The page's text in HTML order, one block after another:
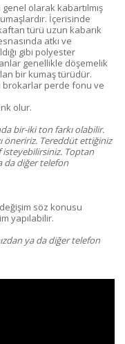
olarak kabartılmış
İçerisinde
türü uzun kabarık
atkı ve
gibi polyester
genellikle döşemelik
bir kumaş türüdür.
brokarlar perde fonu ve
olur.
bir-iki ton farkı olabilir.
öneririz. Tereddüt ettiğiniz
Toptan
da diğer telefon
söz konusu
yapılabilir.
ya da diğer telefon